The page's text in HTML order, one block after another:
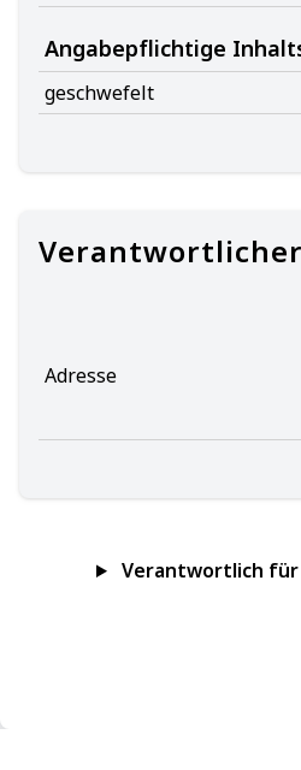
Angabepflichtige
geschwefelt
Verantwortlicher
Adresse
Verantwortlich